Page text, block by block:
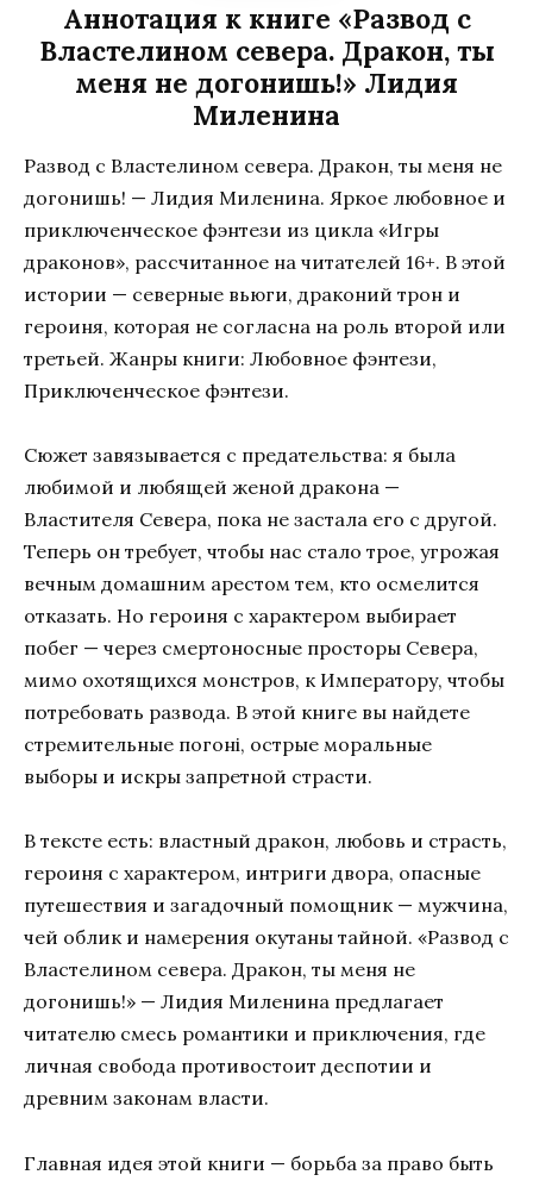
Аннотация к книге «Развод с
Властелином севера. Дракон, ты
меня не догонишь!» Лидия
Миленина
Развод с Властелином севера. Дракон, ты меня не
догонишь! — Лидия Миленина. Яркое любовное и
приключенческое фэнтези из цикла «Игры
драконов», рассчитанное на читателей 16+. В этой
истории — северные вьюги, драконий трон и
героиня, которая не согласна на роль второй или
третьей. Жанры книги: Любовное фэнтези,
Приключенческое фэнтези.
Сюжет завязывается с предательства: я была
любимой и любящей женой дракона —
Властителя Севера, пока не застала его с другой.
Теперь он требует, чтобы нас стало трое, угрожая
вечным домашним арестом тем, кто осмелится
отказать. Но героиня с характером выбирает
побег — через смертоносные просторы Севера,
мимо охотящихся монстров, к Императору, чтобы
потребовать развода. В этой книге вы найдете
стремительные погоні, острые моральные
выборы и искры запретной страсти.
В тексте есть: властный дракон, любовь и страсть,
героиня с характером, интриги двора, опасные
путешествия и загадочный помощник — мужчина,
чей облик и намерения окутаны тайной. «Развод с
Властелином севера. Дракон, ты меня не
догонишь!» — Лидия Миленина предлагает
читателю смесь романтики и приключения, где
личная свобода противостоит деспотии и
древним законам власти.
Главная идея этой книги — борьба за право быть